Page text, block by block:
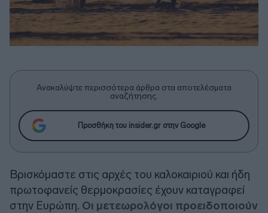
Ανακαλύψτε περισσότερα άρθρα στα αποτελέσματα
αναζήτησης.
Προσθήκη του insider.gr στην Google
Bρισκόμαστε στις αρχές του καλοκαιριού και ήδη
πρωτοφανείς θερμοκρασίες έχουν καταγραφεί
στην Ευρώπη. Οι μετεωρολόγοι προειδοποιούν